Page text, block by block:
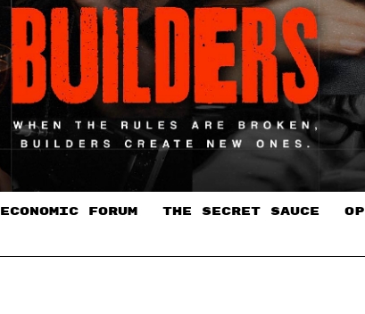
ECONOMIC FORUM THE SECRET SAUCE​